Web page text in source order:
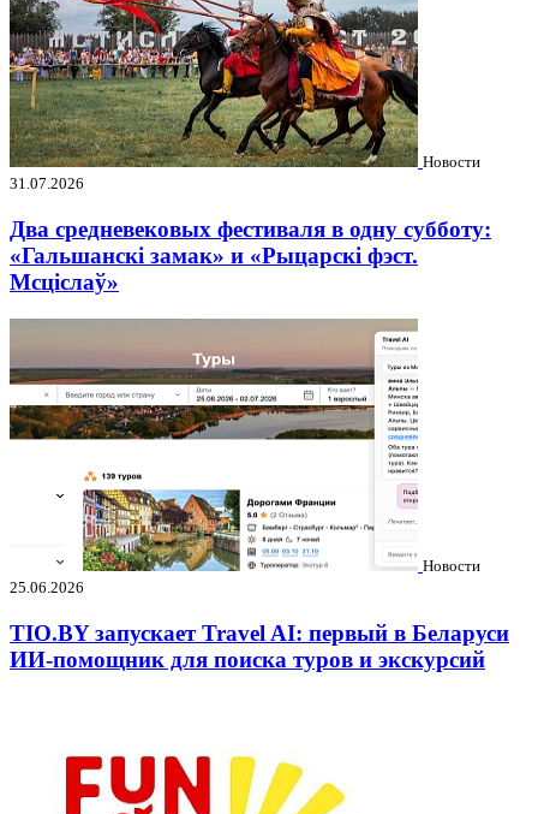
Новости
31.07.2026
Два средневековых фестиваля в одну субботу:
«Гальшанскі замак» и «Рыцарскі фэст.
Мсціслаў»
Новости
25.06.2026
TIO.BY запускает Travel AI: первый в Беларуси
ИИ-помощник для поиска туров и экскурсий